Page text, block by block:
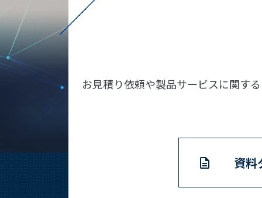
お見積り依頼や製品サービスに関す
資料